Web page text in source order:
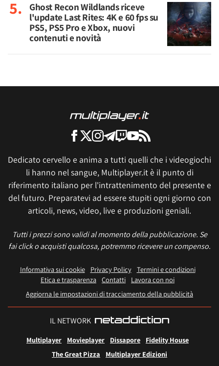
Ghost Recon Wildlands riceve
l'update Last Rites: 4K e 60 fps su
PS5, PS5 Pro e Xbox, nuovi
contenuti e novità
Dedicato cervello e anima a tutti quelli che i videogiochi
li hanno nel sangue, Multiplayer.it è il punto di
riferimento italiano per l'intrattenimento del presente e
del futuro. Preparatevi ad essere stupiti ogni giorno con
articoli, news, video, live e produzioni geniali.
Tutti i prezzi sono validi al momento della pubblicazione. Se
fai click o acquisti qualcosa, potremmo ricevere un compenso.
Informativa sui cookie Privacy Policy
Termini e condizioni
Etica e trasparenza Contatti
Lavora con noi
Aggiorna le impostazioni di tracciamento della pubblicità
IL NETWORK
Multiplayer Movieplayer Dissapore
Fidelity House
The Great Pizza
Multiplayer Edizioni